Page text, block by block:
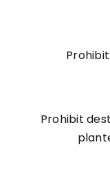
Prohibit